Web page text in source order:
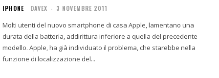
IPHONE DAVEX - 3 NOVEMBRE 2011
Molti utenti del nuovo smartphone di casa Apple, lamentano una
durata della batteria, addirittura inferiore a quella del precedente
modello. Apple, ha già individuato il problema, che starebbe nella
funzione di localizzazione del...